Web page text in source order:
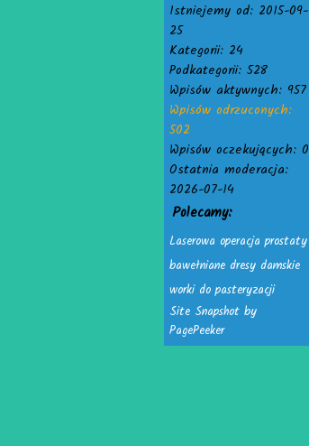
Istniejemy od: 2015-09-
25
Kategorii: 24
Podkategorii: 528
Wpisów aktywnych: 957
Wpisów odrzuconych:
502
Wpisów oczekujących: 0
Ostatnia moderacja:
2026-07-14
Polecamy:
Laserowa operacja prostaty
bawełniane dresy damskie
worki do pasteryzacji
Site Snapshot by
PagePeeker